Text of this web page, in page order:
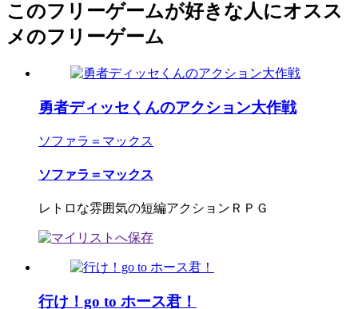
このフリーゲームが好きな人にオスス
メのフリーゲーム
勇者ディッセくんのアクション大作戦
ソファラ＝マックス
ソファラ＝マックス
レトロな雰囲気の短編アクションＲＰＧ
行け！go to ホース君！